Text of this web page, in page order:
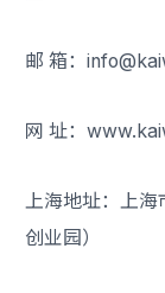
邮 箱：
网 址：
上海地址：上
创业园）